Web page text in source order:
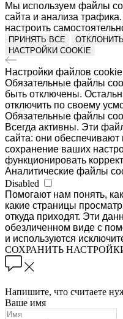
Мы используем файлы
сайта и анализа
настроить
ПРИНЯТЬ ВСЕ
НАСТРОЙКИ COOKIE
Настройки файлов cookie
Обязательные файлы
быть отключены.
отключить по своему
Обязательные файлы
Всегда активны. Эти
сайта: они
сохранение ваших
функционировать
Аналитические файлы
Disabled
Помогают нам понять,
какие страницы
откуда приходят. Эти
обезличенном виде с
и используются
СОХРАНИТЬ
Напишите, что считаете
Ваше имя